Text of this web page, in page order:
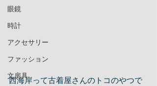
眼鏡
時計
アクセサリー
ファッション
文房具
西海岸って古着屋さんのトコのやつで